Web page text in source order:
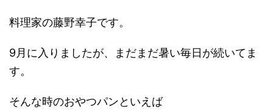
料理家の藤野幸子です。
9月に入りましたが、まだまだ暑い毎日が続いてま
す。
そんな時のおやつパンといえば